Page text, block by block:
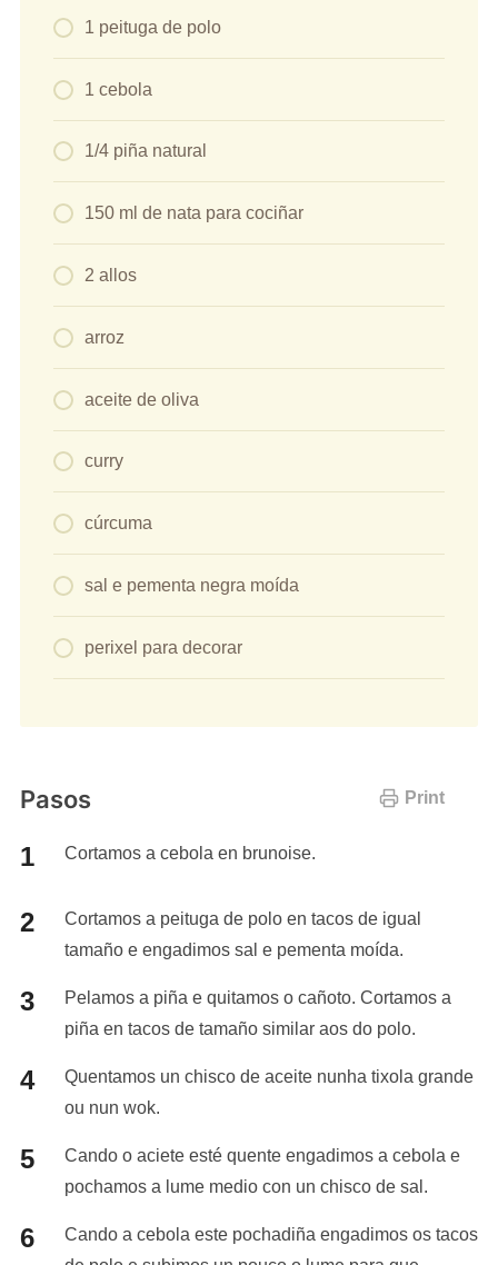
1 peituga de polo
1 cebola
1/4 piña natural
150 ml de nata para cociñar
2 allos
arroz
aceite de oliva
curry
cúrcuma
sal e pementa negra moída
perixel para decorar
Print
Pasos
Cortamos a cebola en brunoise.
Cortamos a peituga de polo en tacos de igual
tamaño e engadimos sal e pementa moída.
Pelamos a piña e quitamos o cañoto. Cortamos a
piña en tacos de tamaño similar aos do polo.
Quentamos un chisco de aceite nunha tixola grande
ou nun wok.
Cando o aciete esté quente engadimos a cebola e
pochamos a lume medio con un chisco de sal.
Cando a cebola este pochadiña engadimos os tacos